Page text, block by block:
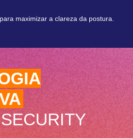
maximizar a clareza da postura.